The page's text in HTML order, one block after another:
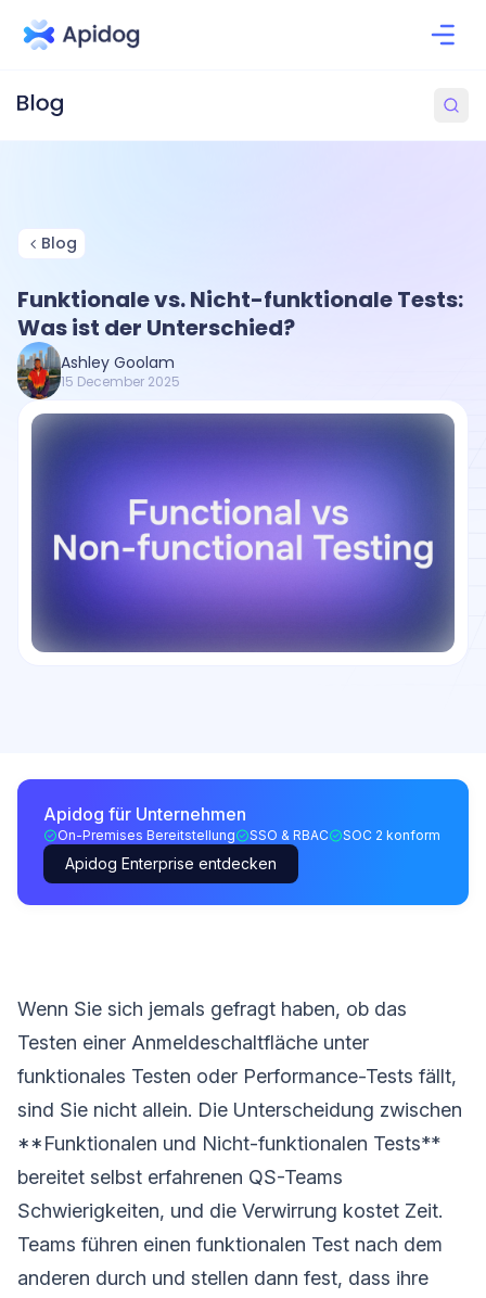
Blog
Funktionale vs. Nicht-funktionale Tests:
Was ist der Unterschied?
Ashley Goolam
15 December 2025
Apidog für Unternehmen
On-Premises Bereitstellung SSO & RBAC SOC 2 konform
Apidog Enterprise entdecken
Wenn Sie sich jemals gefragt haben, ob das
Testen einer Anmeldeschaltfläche unter
funktionales Testen oder Performance-Tests fällt,
sind Sie nicht allein. Die Unterscheidung zwischen
**Funktionalen und Nicht-funktionalen Tests**
bereitet selbst erfahrenen QS-Teams
Schwierigkeiten, und die Verwirrung kostet Zeit.
Teams führen einen funktionalen Test nach dem
anderen durch und stellen dann fest, dass ihre